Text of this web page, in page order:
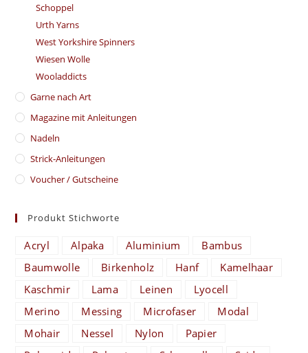
Schoppel
Urth Yarns
West Yorkshire Spinners
Wiesen Wolle
Wooladdicts
Garne nach Art
Magazine mit Anleitungen
Nadeln
Strick-Anleitungen
Voucher / Gutscheine
Produkt Stichworte
Acryl Alpaka Aluminium
Bambus
Baumwolle
Birkenholz Hanf
Kamelhaar
Kaschmir
Lama Leinen
Lyocell
Merino
Messing Microfaser
Modal
Mohair
Nessel Nylon
Papier